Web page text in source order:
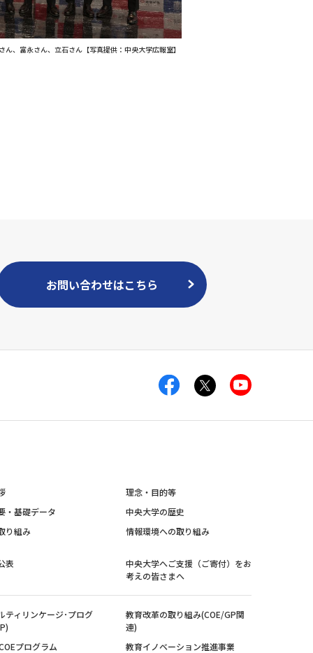
、富永さん、立石さん【写真提供：中央大学広報室】
お問い合わせはこちら
理念・目的等
・基礎データ
中央大学の歴史
り組み
情報環境への取り組み
表
中央大学へご支援（ご寄付）をお
考えの皆さまへ
ティリンケージ･プログ
教育改革の取り組み(COE/GP関
連)
プログラム
教育イノベーション推進事業